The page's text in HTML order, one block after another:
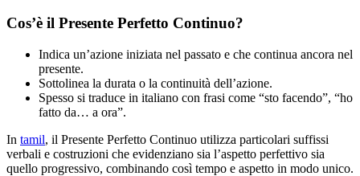
Cos’è il Presente Perfetto Continuo?
Indica un’azione iniziata nel passato e che continua ancora nel
presente.
Sottolinea la durata o la continuità dell’azione.
Spesso si traduce in italiano con frasi come “sto facendo”, “ho
fatto da… a ora”.
In tamil, il Presente Perfetto Continuo utilizza particolari suffissi
verbali e costruzioni che evidenziano sia l’aspetto perfettivo sia
quello progressivo, combinando così tempo e aspetto in modo unico.